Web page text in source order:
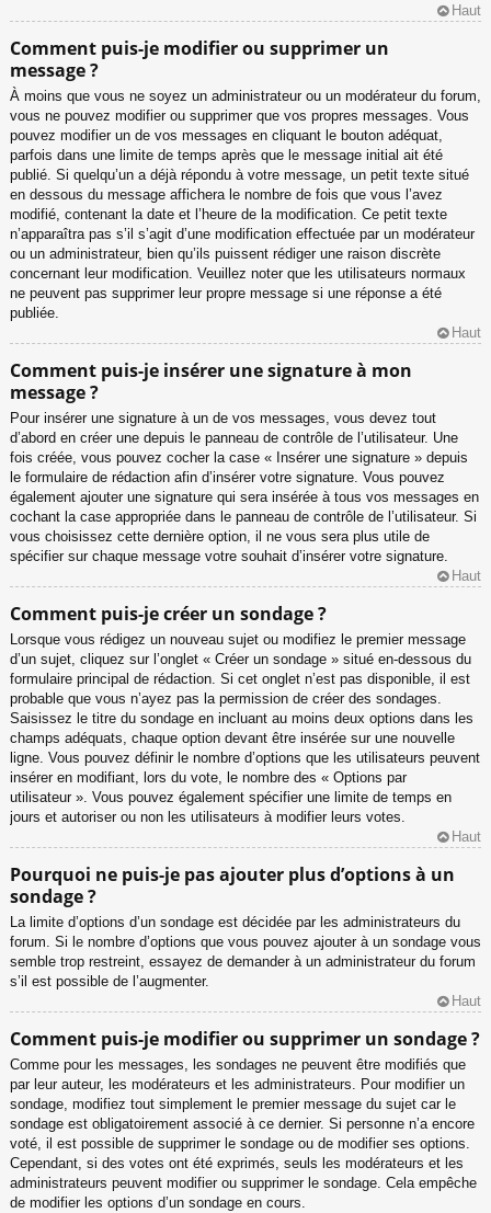
Haut
Comment puis-je modifier ou supprimer un
message ?
À moins que vous ne soyez un administrateur ou un modérateur du forum,
vous ne pouvez modifier ou supprimer que vos propres messages. Vous
pouvez modifier un de vos messages en cliquant le bouton adéquat,
parfois dans une limite de temps après que le message initial ait été
publié. Si quelqu’un a déjà répondu à votre message, un petit texte situé
en dessous du message affichera le nombre de fois que vous l’avez
modifié, contenant la date et l’heure de la modification. Ce petit texte
n’apparaîtra pas s’il s’agit d’une modification effectuée par un modérateur
ou un administrateur, bien qu’ils puissent rédiger une raison discrète
concernant leur modification. Veuillez noter que les utilisateurs normaux
ne peuvent pas supprimer leur propre message si une réponse a été
publiée.
Haut
Comment puis-je insérer une signature à mon
message ?
Pour insérer une signature à un de vos messages, vous devez tout
d’abord en créer une depuis le panneau de contrôle de l’utilisateur. Une
fois créée, vous pouvez cocher la case « Insérer une signature » depuis
le formulaire de rédaction afin d’insérer votre signature. Vous pouvez
également ajouter une signature qui sera insérée à tous vos messages en
cochant la case appropriée dans le panneau de contrôle de l’utilisateur. Si
vous choisissez cette dernière option, il ne vous sera plus utile de
spécifier sur chaque message votre souhait d’insérer votre signature.
Haut
Comment puis-je créer un sondage ?
Lorsque vous rédigez un nouveau sujet ou modifiez le premier message
d’un sujet, cliquez sur l’onglet « Créer un sondage » situé en-dessous du
formulaire principal de rédaction. Si cet onglet n’est pas disponible, il est
probable que vous n’ayez pas la permission de créer des sondages.
Saisissez le titre du sondage en incluant au moins deux options dans les
champs adéquats, chaque option devant être insérée sur une nouvelle
ligne. Vous pouvez définir le nombre d’options que les utilisateurs peuvent
insérer en modifiant, lors du vote, le nombre des « Options par
utilisateur ». Vous pouvez également spécifier une limite de temps en
jours et autoriser ou non les utilisateurs à modifier leurs votes.
Haut
Pourquoi ne puis-je pas ajouter plus d’options à un
sondage ?
La limite d’options d’un sondage est décidée par les administrateurs du
forum. Si le nombre d’options que vous pouvez ajouter à un sondage vous
semble trop restreint, essayez de demander à un administrateur du forum
s’il est possible de l’augmenter.
Haut
Comment puis-je modifier ou supprimer un sondage ?
Comme pour les messages, les sondages ne peuvent être modifiés que
par leur auteur, les modérateurs et les administrateurs. Pour modifier un
sondage, modifiez tout simplement le premier message du sujet car le
sondage est obligatoirement associé à ce dernier. Si personne n’a encore
voté, il est possible de supprimer le sondage ou de modifier ses options.
Cependant, si des votes ont été exprimés, seuls les modérateurs et les
administrateurs peuvent modifier ou supprimer le sondage. Cela empêche
de modifier les options d’un sondage en cours.